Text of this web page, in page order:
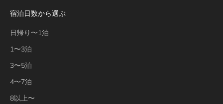
宿泊日数から選ぶ
日帰り〜1泊
1〜3泊
3〜5泊
4〜7泊
8以上〜